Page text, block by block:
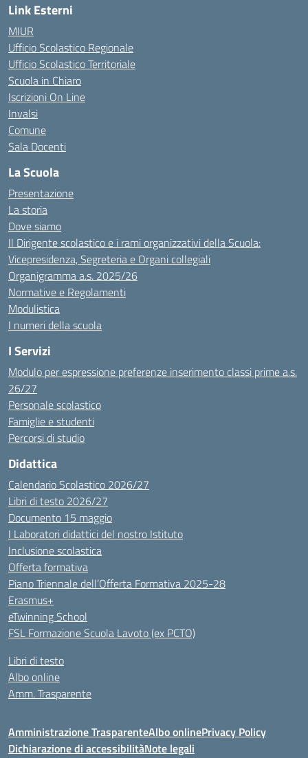
Link Esterni
MIUR
Ufficio Scolastico Regionale
Ufficio Scolastico Territoriale
Scuola in Chiaro
Iscrizioni On Line
Invalsi
Comune
Sala Docenti
La Scuola
Presentazione
La storia
Dove siamo
Il Dirigente scolastico e i rami organizzativi della Scuola:
Vicepresidenza, Segreteria e Organi collegiali
Organigramma a.s. 2025/26
Normative e Regolamenti
Modulistica
I numeri della scuola
I Servizi
Modulo per espressione preferenze inserimento classi prime a.s.
26/27
Personale scolastico
Famiglie e studenti
Percorsi di studio
Didattica
Calendario Scolastico 2026/27
Libri di testo 2026/27
Documento 15 maggio
I Laboratori didattici del nostro Istituto
Inclusione scolastica
Offerta formativa
Piano Triennale dell’Offerta Formativa 2025-28
Erasmus+
eTwinning School
FSL Formazione Scuola Lavoto (ex PCTO)
Libri di testo
Albo online
Amm. Trasparente
Amministrazione TrasparenteAlbo onlinePrivacy Policy
Dichiarazione di accessibilitàNote legali